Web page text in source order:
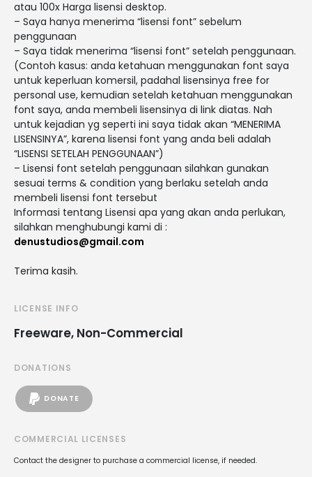
atau 100x Harga lisensi desktop.
– Saya hanya menerima “lisensi font” sebelum
penggunaan
– Saya tidak menerima “lisensi font” setelah penggunaan.
(Contoh kasus: anda ketahuan menggunakan font saya
untuk keperluan komersil, padahal lisensinya free for
personal use, kemudian setelah ketahuan menggunakan
font saya, anda membeli lisensinya di link diatas. Nah
untuk kejadian yg seperti ini saya tidak akan “MENERIMA
LISENSINYA”, karena lisensi font yang anda beli adalah
“LISENSI SETELAH PENGGUNAAN”)
– Lisensi font setelah penggunaan silahkan gunakan
sesuai terms & condition yang berlaku setelah anda
membeli lisensi font tersebut
Informasi tentang Lisensi apa yang akan anda perlukan,
silahkan menghubungi kami di :
denustudios@gmail.com
Terima kasih.
LICENSE INFO
Freeware, Non-Commercial
DONATIONS
DONATE
COMMERCIAL LICENSES
Contact the designer to purchase a commercial license, if needed.